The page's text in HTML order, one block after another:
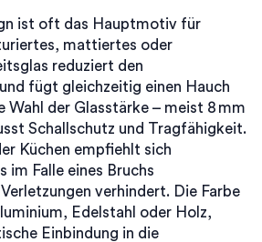
ist oft das Hauptmotiv für
mattiertes oder
reduziert den
fügt gleichzeitig einen Hauch
Wahl der Glasstärke – meist 8 mm
Schallschutz und Tragfähigkeit.
Küchen empfiehlt sich
im Falle eines Bruchs
verhindert. Die Farbe
Edelstahl oder Holz,
Einbindung in die